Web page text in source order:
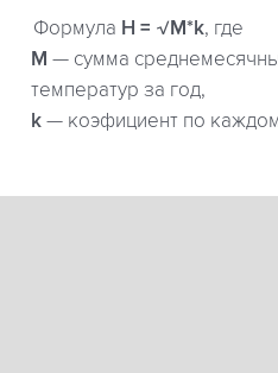
Формула H = √M*k, где
М — сумма
температур за год,
k — коэфициент по